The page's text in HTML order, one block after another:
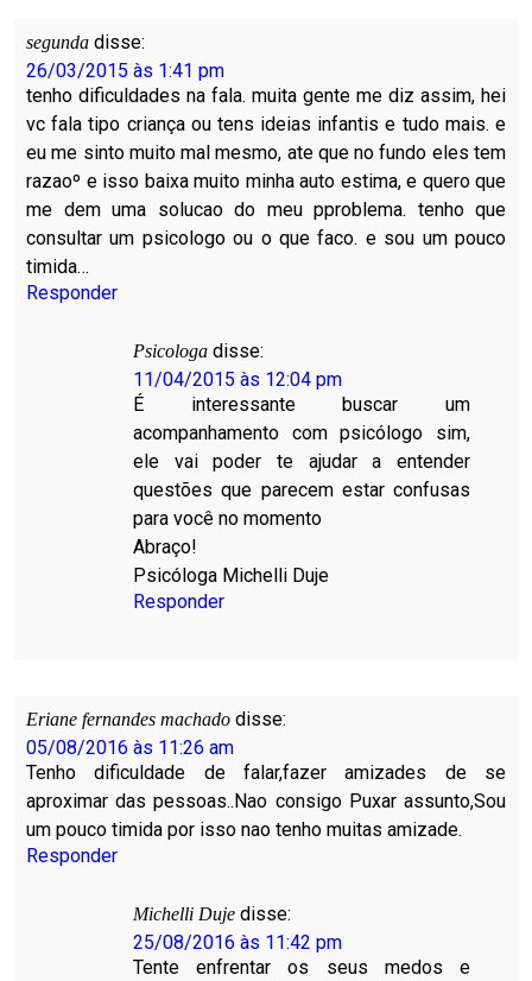
segunda disse:
26/03/2015 às 1:41 pm
tenho dificuldades na fala. muita gente me diz assim, hei
vc fala tipo criança ou tens ideias infantis e tudo mais. e
eu me sinto muito mal mesmo, ate que no fundo eles tem
razaoº e isso baixa muito minha auto estima, e quero que
me dem uma solucao do meu pproblema. tenho que
consultar um psicologo ou o que faco. e sou um pouco
timida…
Responder
Psicologa disse:
11/04/2015 às 12:04 pm
É interessante buscar um
acompanhamento com psicólogo sim,
ele vai poder te ajudar a entender
questões que parecem estar confusas
para você no momento
Abraço!
Psicóloga Michelli Duje
Responder
Eriane fernandes machado disse:
05/08/2016 às 11:26 am
Tenho dificuldade de falar,fazer amizades de se
aproximar das pessoas..Nao consigo Puxar assunto,Sou
um pouco timida por isso nao tenho muitas amizade.
Responder
Michelli Duje disse:
25/08/2016 às 11:42 pm
Tente enfrentar os seus medos e